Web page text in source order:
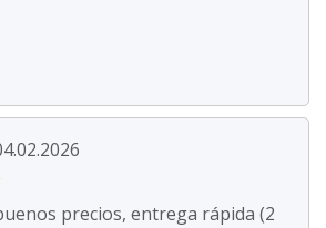
precios, entrega rápida (2